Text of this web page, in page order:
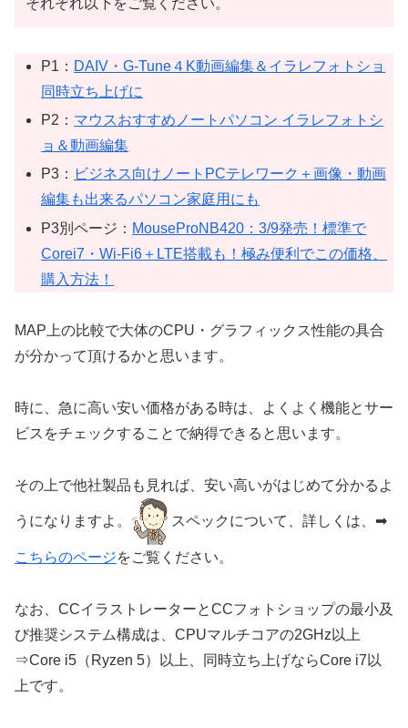
それぞれ以下をご覧ください。
P1： DAIV・G-Tune４K動画編集＆イラレフォトショ
同時立ち上げに
P2： マウスおすすめノートパソコン イラレフォトシ
ョ＆動画編集
P3： ビジネス向けノートPCテレワーク＋画像・動画
編集も出来るパソコン家庭用にも
P3別ページ： MouseProNB420：3/9発売！標準で
Corei7・Wi-Fi6＋LTE搭載も！極み便利でこの価格、
購入方法！
MAP上の比較で大体のCPU・グラフィックス性能の具合
が分かって頂けるかと思います。
時に、急に高い安い価格がある時は、よくよく機能とサー
ビスをチェックすることで納得できると思います。
その上で他社製品も見れば、安い高いがはじめて分かるよ
うになりますよ。 スペックについて、詳しくは、➡
こちらのページをご覧ください。
なお、CCイラストレーターとCCフォトショップの最小及
び推奨システム構成は、CPUマルチコアの2GHz以上
⇒Core i5（Ryzen 5）以上、同時立ち上げならCore i7以
上です。